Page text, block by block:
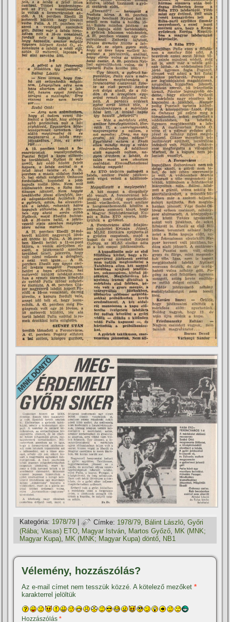
Kategória: 1978/79 | Címke: 1978/79 Bálint László ,Győri
(Rába; Vasas) ETO, Magyar István, Martos Győző, MK (MNK;
Magyar Kupa), MK (MNK; Magyar Kupa) döntő, NB1
Vélemény, hozzászólás?
Az e-mail címet nem tesszük közzé. A kötelező mezőket*
karakterrel jelöltük
Hozzászólás*